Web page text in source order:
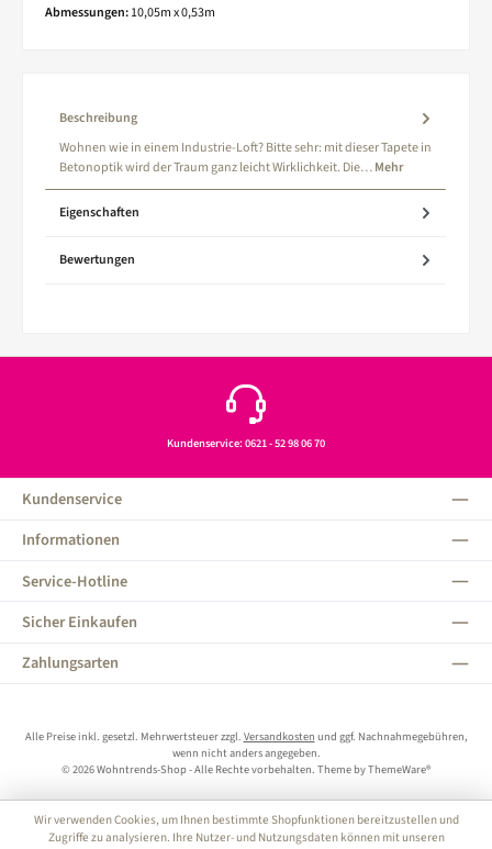
Abmessungen:10,05m x 0,53m
Beschreibung
Wohnen wie in einem Industrie-Loft? Bitte sehr: mit dieser Tapete in
Betonoptik wird der Traum ganz leicht Wirklichkeit. Die…Mehr
Eigenschaften
Bewertungen
Kundenservice: 0621 - 52 98 06 70
Kundenservice
Informationen
Service-Hotline
Sicher Einkaufen
Zahlungsarten
Alle Preise inkl. gesetzl. Mehrwertsteuer zzgl. Versandkosten und ggf. Nachnahmegebühren,
wenn nicht anders angegeben.
© 2026 Wohntrends-Shop - Alle Rechte vorbehalten. Theme byThemeWare®
Wir verwenden Cookies, um Ihnen bestimmte Shopfunktionen bereitzustellen und
Zugriffe zu analysieren. Ihre Nutzer- und Nutzungsdaten können mit unseren